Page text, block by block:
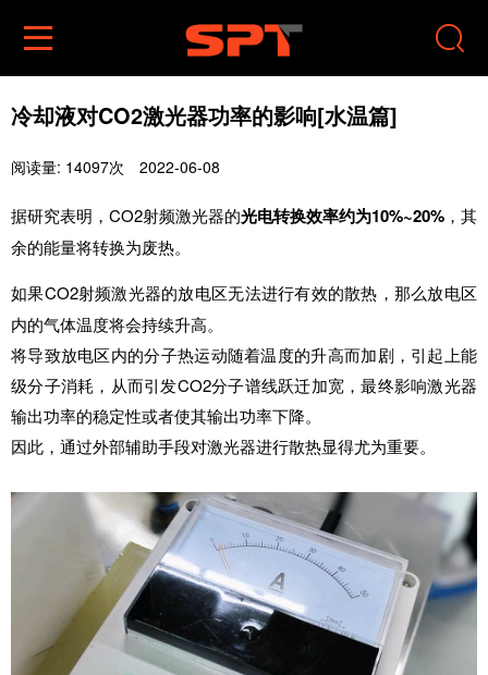
 
冷却液对CO2激光器功率的影响[水温篇]
阅读量: 14097次 2022-06-08
据研究表明， CO2射频激光器的光电转换效率约为10%~20% ，其
余的能量将转换为废热。
如果CO2射频激光器的放电区无法进行有效的散热，那么放电区
内的气体温度将会持续升高。
将导致放电区内的分子热运动随着温度的升高而加剧，引起上能
级分子消耗，从而引发CO2分子谱线跃迁加宽，最终影响激光器
输出功率的稳定性或者使其输出功率下降。
因此，通过外部辅助手段对激光器进行散热显得尤为重要。